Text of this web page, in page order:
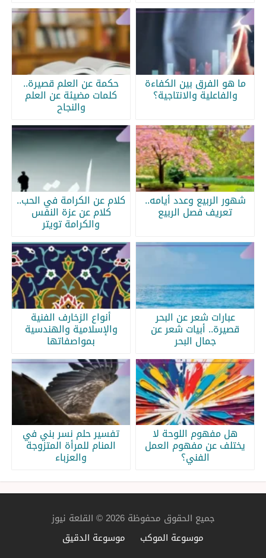
ما هو الفرق بين الكفاءة
والفاعلية والانتاجية؟
حكمة عن العلم قصيرة..
كلمات مضيئة عن العلم
والنجاح
شهور الربيع وعدد أيامه..
تعريف فصل الربيع
كلام عن الكرامة في الحب..
كلام عن عزة النفس
والكرامة تويتر
عبارات شعر عن البحر
قصيرة.. أبيات شعر عن
جمال البحر
أنواع الزخارف الفنية
والإسلامية والهندسية
بمواصفاتها
هل مفهوم اللوحة لا
يختلف عن مفهوم العمل
الفني؟
تفسير حلم نسر بني في
المنام للمرأة المتزوجة
والعزباء
جميع الحقوق محفوظة 2026 © القلعة نيوز
موسوعة الموكب
موسوعة الدقيق